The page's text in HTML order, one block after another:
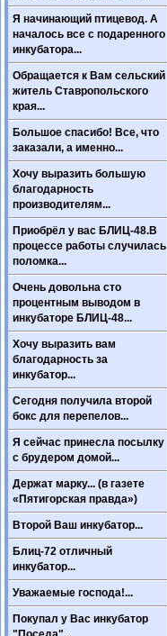
Я начинающий птицевод. А
началось все с подаренного
инкубатора...
Обращается к Вам сельский
житель Ставропольского
края...
Большое спасибо! Все, что
заказали, а именно...
Хочу выразить большую
благодарность
производителям...
Приобрёл у вас БЛИЦ-48.В
процессе работы случилась
поломка...
Очень довольна сто
процентным выводом в
инкубаторе БЛИЦ-48...
Хочу выразить вам
благодарность за
инкубатор...
Сегодня получила второй
бокс для перепелов...
Я сейчас принесла посылку
с брудером домой...
Держат марку... (в газете
«Пятигорская правда»)
Второй Ваш инкубатор...
Блиц-72 отличный
инкубатор...
Уважаемые господа!...
Покупал у Вас инкубатор